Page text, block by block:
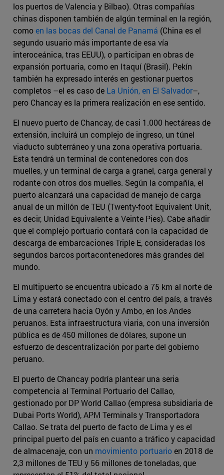
los puertos de Valencia y Bilbao). Otras compañías
chinas disponen también de algún terminal en la región,
comoen las bocas del Canal de Panamá (China es el
segundo usuario más importante de esa vía
interoceánica, tras EEUU), o participan en obras de
expansión portuaria, como en Itaquí (Brasil). Pekín
también ha expresado interés en gestionar puertos
completos –el es caso de La Unión, en El Salvador–,
pero Chancay es la primera realización en ese sentido.
El nuevo puerto de Chancay, de casi 1.000 hectáreas de
extensión, incluirá un complejo de ingreso, un túnel
viaducto subterráneo y una zona operativa portuaria.
Esta tendrá un terminal de contenedores con dos
muelles, y un terminal de carga a granel, carga general y
rodante con otros dos muelles. Según la compañía, el
puerto alcanzará una capacidad de manejo de carga
anual de un millón de TEU (Twenty-foot Equivalent Unit,
es decir, Unidad Equivalente a Veinte Pies). Cabe añadir
que el complejo portuario contará con la capacidad de
descarga de embarcaciones Triple E, consideradas los
segundos barcos portacontenedores más grandes del
mundo.
El multipuerto se encuentra ubicado a 75 km al norte de
Lima y estará conectado con el centro del país, a través
de una carretera hacia Oyón y Ambo, en los Andes
peruanos. Esta infraestructura viaria, con una inversión
pública es de 450 millones de dólares, supone un
esfuerzo de descentralización por parte del gobierno
peruano.
El puerto de Chancay podría plantear una seria
competencia al Terminal Portuario del Callao,
gestionado por DP World Callao (empresa subsidiaria de
Dubai Ports World), APM Terminals y Transportadora
Callao. Se trata del puerto de facto de Lima y es el
principal puerto del país en cuanto a tráfico y capacidad
de almacenaje, con un movimiento portuarioen 2018 de
2,3 millones de TEU y 56 millones de toneladas, que